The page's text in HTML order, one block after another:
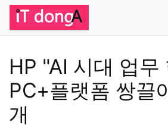
HP "AI 시대 업무
PC+플랫폼 쌍끌
개